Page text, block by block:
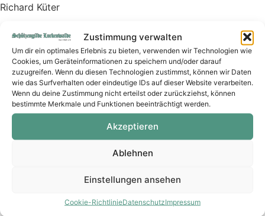
Zustimmung verwalten
Um dir ein optimales Erlebnis zu bieten, verwenden wir Technologien wie
Cookies, um Geräteinformationen zu speichern und/oder darauf
zuzugreifen. Wenn du diesen Technologien zustimmst, können wir Daten
wie das Surfverhalten oder eindeutige IDs auf dieser Website verarbeiten.
Wenn du deine Zustimmung nicht erteilst oder zurückziehst, können
bestimmte Merkmale und Funktionen beeinträchtigt werden.
Akzeptieren
Ablehnen
Einstellungen ansehen
Cookie-RichtlinieDatenschutzImpressum
Richard Küter
stv. Vorsitzender
Luckenwalde, im Januar 2026
Wir danken unseren Sponsoren